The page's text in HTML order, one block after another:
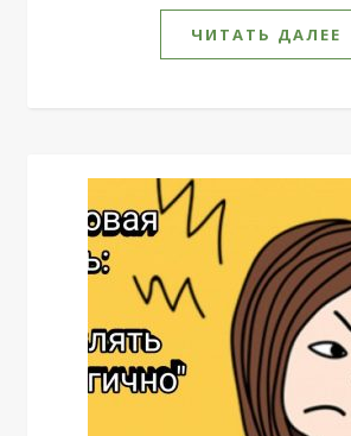
ЧИТАТЬ ДАЛЕЕ